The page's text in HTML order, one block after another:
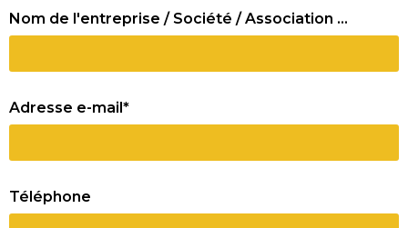
Nom de l'entreprise / Société / Association ...
Adresse e-mail*
Téléphone